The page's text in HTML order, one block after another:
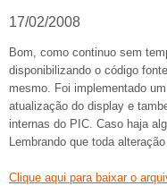
17/02/2008
Bom, como continuo sem
disponibilizando o código
mesmo. Foi implementado
atualização do display e
internas do PIC. Caso haja
Lembrando que toda
Clique aqui para baixar o